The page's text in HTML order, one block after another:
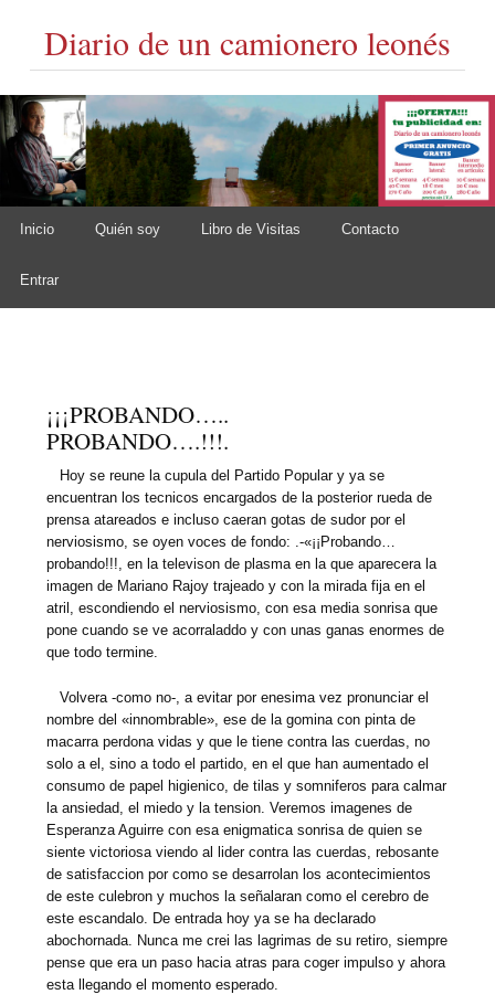
Diario de un camionero leonés
Main menu
Skip to content
Inicio Quién soy Libro de Visitas Contacto
Entrar
¡¡¡PROBANDO…..
PROBANDO….!!!.
Hoy se reune la cupula del Partido Popular y ya se
encuentran los tecnicos encargados de la posterior rueda de
prensa atareados e incluso caeran gotas de sudor por el
nerviosismo, se oyen voces de fondo: .-«¡¡Probando…
probando!!!, en la televison de plasma en la que aparecera la
imagen de Mariano Rajoy trajeado y con la mirada fija en el
atril, escondiendo el nerviosismo, con esa media sonrisa que
pone cuando se ve acorraladdo y con unas ganas enormes de
que todo termine.
Volvera -como no-, a evitar por enesima vez pronunciar el
nombre del «innombrable», ese de la gomina con pinta de
macarra perdona vidas y que le tiene contra las cuerdas, no
solo a el, sino a todo el partido, en el que han aumentado el
consumo de papel higienico, de tilas y somniferos para calmar
la ansiedad, el miedo y la tension. Veremos imagenes de
Esperanza Aguirre con esa enigmatica sonrisa de quien se
siente victoriosa viendo al lider contra las cuerdas, rebosante
de satisfaccion por como se desarrolan los acontecimientos
de este culebron y muchos la señalaran como el cerebro de
este escandalo. De entrada hoy ya se ha declarado
abochornada. Nunca me crei las lagrimas de su retiro, siempre
pense que era un paso hacia atras para coger impulso y ahora
esta llegando el momento esperado.